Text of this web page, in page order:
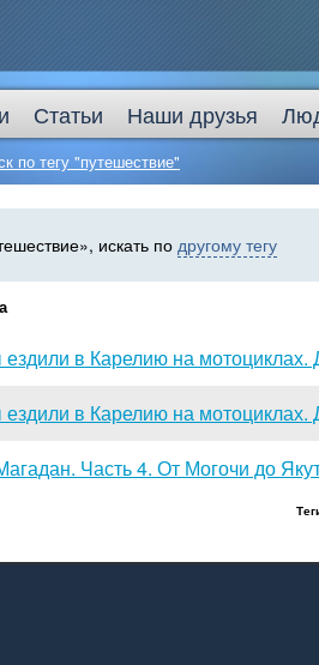
Статьи Наши друзья
по тегу "путешествие"
искать подругому тегу
в Карелию на мотоциклах.
в Карелию на мотоциклах.
Часть 4. От Могочи до